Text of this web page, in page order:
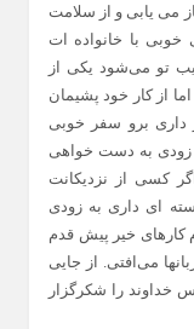
می یابی و از سلامت
با خانواده ات
تو می‌شود یکی از
از کار خود پشیمان
برو سفر خوبی
زودی به دست خواهی
کسی از نزدیکانت
ای داری به زودی
کارهای خیر پیش قدم
می‌افتی. از جایی
خداوند را شکرگزار